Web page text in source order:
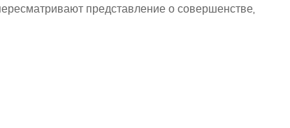
представление о совершенстве,